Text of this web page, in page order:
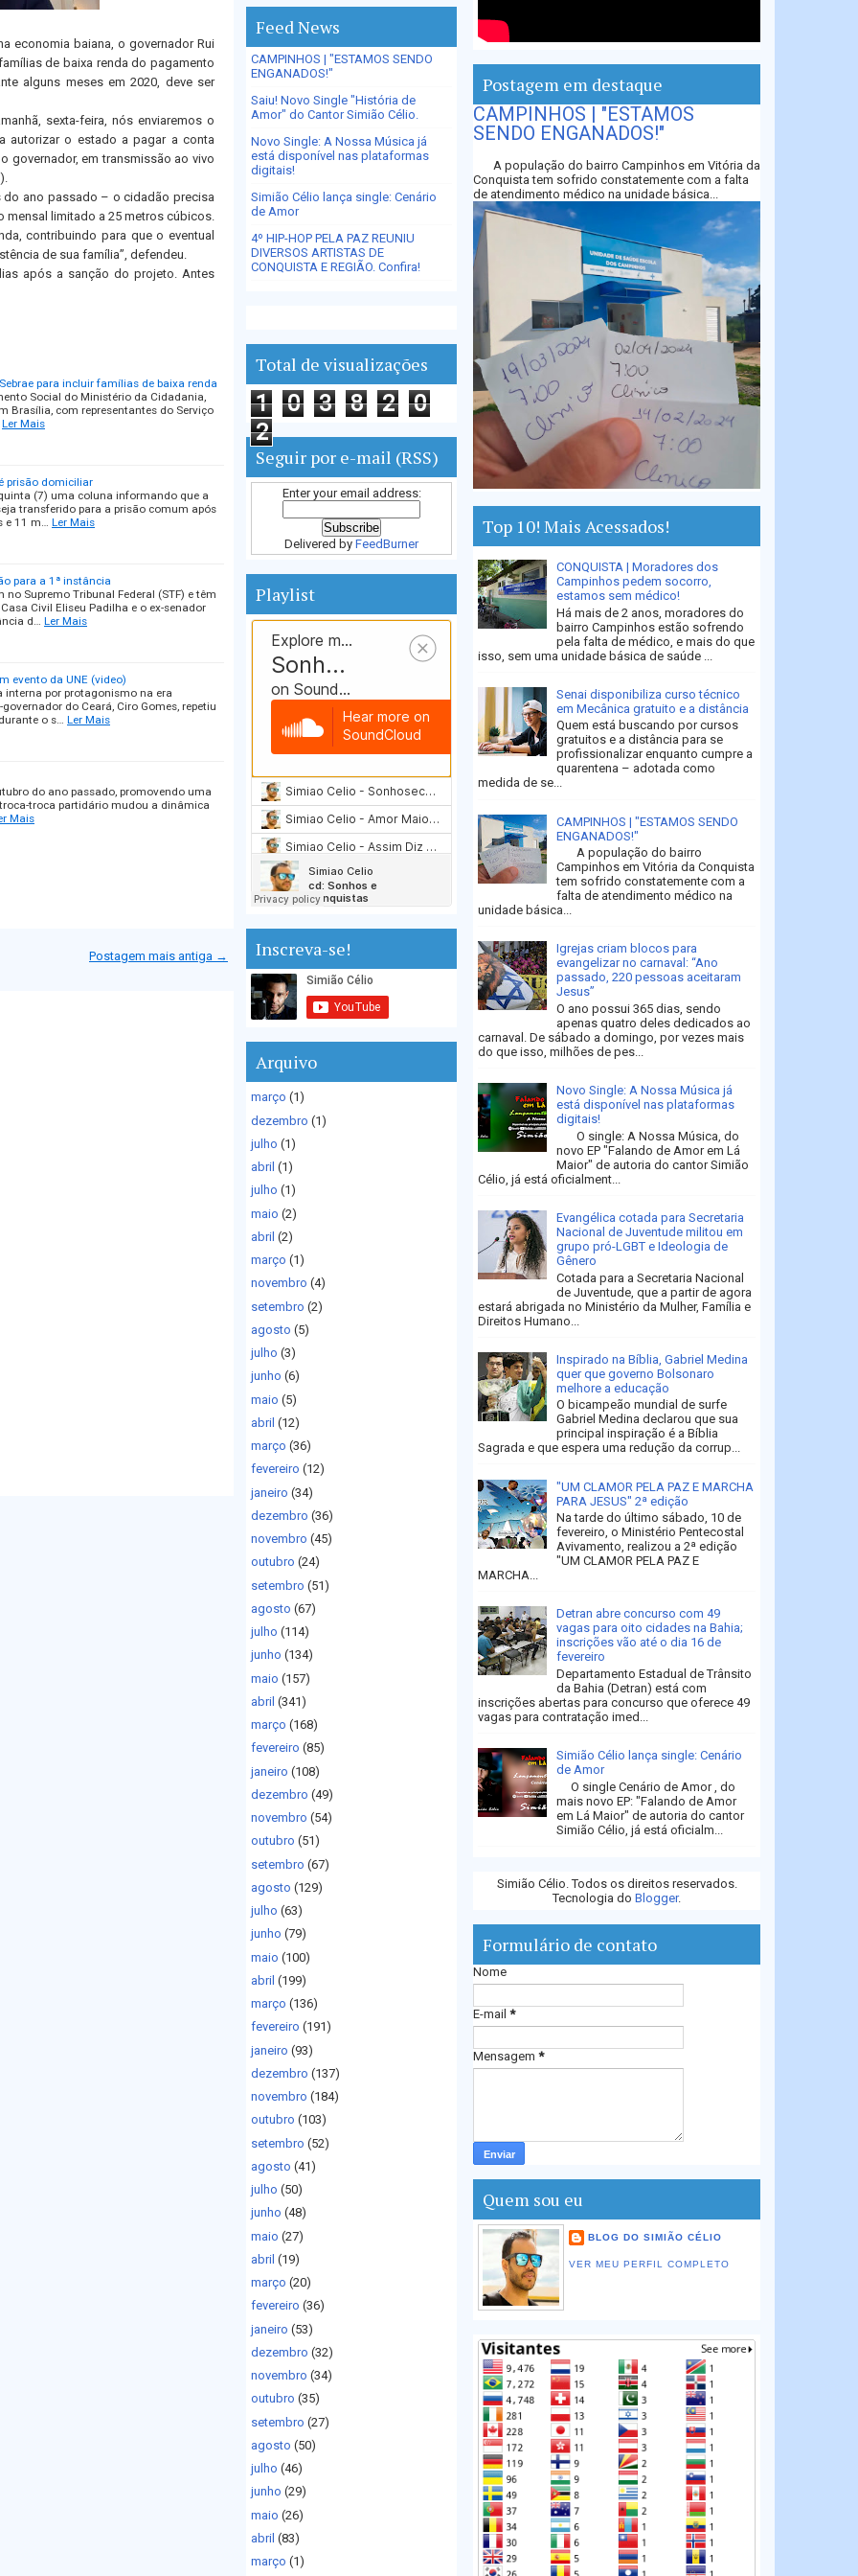
economia baiana, o governador Rui
de baixa renda do pagamento
alguns meses em 2020, deve ser
sexta-feira, nós enviaremos o
autorizar o estado a pagar a conta
governador, em transmissão ao vivo
ano passado – o cidadão precisa
mensal limitado a 25 metros cúbicos.
contribuindo para que o eventual
de sua família”, defendeu.
após a sanção do projeto. Antes
para incluir famílias de baixa renda
Social do Ministério da Cidadania,
Brasília, com representantes do Serviço
Ler Mais
prisão domiciliar
(7) uma coluna informando que a
transferido para a prisão comum após
11 m…
Ler Mais
para a 1ª instância
Supremo Tribunal Federal (STF) e têm
Civil Eliseu Padilha e o ex-senador
d…
Ler Mais
evento da UNE (video)
por protagonismo na era
do Ceará, Ciro Gomes, repetiu
o s…
Ler Mais
do ano passado, promovendo uma
troca partidário mudou a dinâmica
Mais
Postagem mais antiga →
Feed News
CAMPINHOS | "ESTAMOS SENDO
ENGANADOS!"
Saiu! Novo Single "História de
Amor" do Cantor Simião Célio.
Novo Single: A Nossa Música já
está disponível nas plataformas
digitais!
Simião Célio lança single: Cenário
de Amor
4º HIP-HOP PELA PAZ REUNIU
DIVERSOS ARTISTAS DE
CONQUISTA E REGIÃO. Confira!
Total de visualizações
1 0 3 8 2
0
2
Seguir por e-mail (RSS)
Enter your email address:
Delivered by FeedBurner
Playlist
Inscreva-se!
Arquivo
março (1)
dezembro (1)
julho (1)
abril (1)
julho (1)
maio (2)
abril (2)
março (1)
novembro (4)
setembro (2)
agosto (5)
julho (3)
junho (6)
maio (5)
abril (12)
março (36)
fevereiro (12)
janeiro (34)
dezembro (36)
novembro (45)
outubro (24)
setembro (51)
agosto (67)
julho (114)
junho (134)
maio (157)
abril (341)
março (168)
fevereiro (85)
janeiro (108)
dezembro (49)
novembro (54)
outubro (51)
setembro (67)
agosto (129)
julho (63)
junho (79)
maio (100)
abril (199)
março (136)
fevereiro (191)
janeiro (93)
dezembro (137)
novembro (184)
outubro (103)
setembro (52)
agosto (41)
julho (50)
junho (48)
maio (27)
abril (19)
março (20)
fevereiro (36)
janeiro (53)
dezembro (32)
novembro (34)
outubro (35)
setembro (27)
agosto (50)
julho (46)
junho (29)
maio (26)
abril (83)
março (1)
Postagem em destaque
CAMPINHOS | "ESTAMOS
SENDO ENGANADOS!"
A população do bairro Campinhos em Vitória da
Conquista tem sofrido constatemente com a falta
de atendimento médico na unidade básica...
Top 10! Mais Acessados!
CONQUISTA | Moradores dos
Campinhos pedem socorro,
estamos sem médico!
Há mais de 2 anos, moradores do
bairro Campinhos estão sofrendo
pela falta de médico, e mais do que
isso, sem uma unidade básica de saúde ...
Senai disponibiliza curso técnico
em Mecânica gratuito e a distância
Quem está buscando por cursos
gratuitos e a distância para se
profissionalizar enquanto cumpre a
quarentena – adotada como
medida de se...
CAMPINHOS | "ESTAMOS SENDO
ENGANADOS!"
A população do bairro
Campinhos em Vitória da Conquista
tem sofrido constatemente com a
falta de atendimento médico na
unidade básica...
Igrejas criam blocos para
evangelizar no carnaval: “Ano
passado, 220 pessoas aceitaram
Jesus”
O ano possui 365 dias, sendo
apenas quatro deles dedicados ao
carnaval. De sábado a domingo, por vezes mais
do que isso, milhões de pes...
Novo Single: A Nossa Música já
está disponível nas plataformas
digitais!
O single: A Nossa Música, do
novo EP "Falando de Amor em Lá
Maior" de autoria do cantor Simião
Célio, já está oficialment...
Evangélica cotada para Secretaria
Nacional de Juventude militou em
grupo pró-LGBT e Ideologia de
Gênero
Cotada para a Secretaria Nacional
de Juventude, que a partir de agora
estará abrigada no Ministério da Mulher, Família e
Direitos Humano...
Inspirado na Bíblia, Gabriel Medina
quer que governo Bolsonaro
melhore a educação
O bicampeão mundial de surfe
Gabriel Medina declarou que sua
principal inspiração é a Bíblia
Sagrada e que espera uma redução da corrup...
"UM CLAMOR PELA PAZ E MARCHA
PARA JESUS" 2ª edição
Na tarde do último sábado, 10 de
fevereiro, o Ministério Pentecostal
Avivamento, realizou a 2ª edição
"UM CLAMOR PELA PAZ E
MARCHA...
Detran abre concurso com 49
vagas para oito cidades na Bahia;
inscrições vão até o dia 16 de
fevereiro
Departamento Estadual de Trânsito
da Bahia (Detran) está com
inscrições abertas para concurso que oferece 49
vagas para contratação imed...
Simião Célio lança single: Cenário
de Amor
O single Cenário de Amor , do
mais novo EP: "Falando de Amor
em Lá Maior" de autoria do cantor
Simião Célio, já está oficialm...
Simião Célio. Todos os direitos reservados.
Tecnologia do Blogger.
Formulário de contato
Nome
E-mail *
Mensagem *
Quem sou eu
BLOG DO SIMIÃO CÉLIO
VER MEU PERFIL COMPLETO